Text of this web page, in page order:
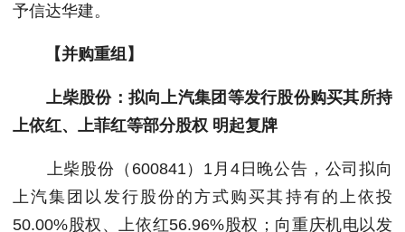
予信达华建。
【并购重组】
上柴股份：拟向上汽集团等发行股份购买其所持
上依红、上菲红等部分股权 明起复牌
上柴股份（600841）1月4日晚公告，公司拟向
上汽集团以发行股份的方式购买其持有的上依投
50.00%股权、上依红56.96%股权；向重庆机电以发